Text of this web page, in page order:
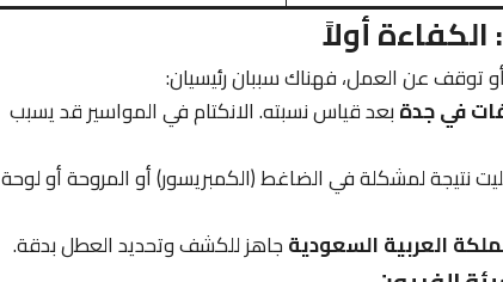
أولاً
توقف عن العمل، فهناك سببان رئيسيان:
في جدةبعد قياس نسبته. الانكتام في المواسير قد يسبب
نتيجة لمشكلة في الضاغط (الكمبريسور) أو المروحة أو لوحة
العربية السعوديةجاهز للكشف وتحديد العطل بدقة.